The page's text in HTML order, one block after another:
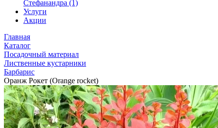
Стефанандра (1)
Услуги
Акции
Главная
Каталог
Посадочный материал
Лиственные кустарники
Барбарис
Оранж Рокет (Orange rocket)